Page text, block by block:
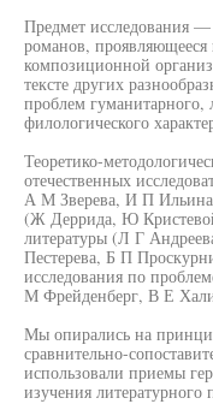
Предмет исследования —
романов, проявляющееся
композиционной
тексте других
проблем
филологического
Теоретико-
отечественных
А М Зверева, И П
(Ж Деррида, Ю
литературы (Л Г
Пестерева, Б П
исследования по
М Фрейденберг, В Е
Мы опирались на
сравнительно-
использовали приемы
изучения литературного